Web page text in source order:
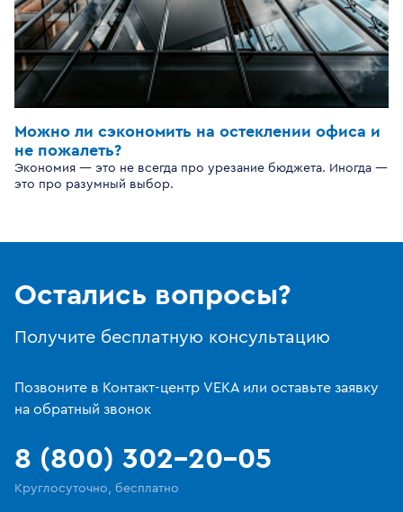
Можно ли сэкономить на остеклении офиса и
не пожалеть?
Экономия — это не всегда про урезание бюджета. Иногда —
это про разумный выбор.
Остались вопросы?
Получите бесплатную консультацию
Позвоните в Контакт-центр VEKA или оставьте заявку
на обратный звонок
8 (800) 302-20-05
Круглосуточно, бесплатно